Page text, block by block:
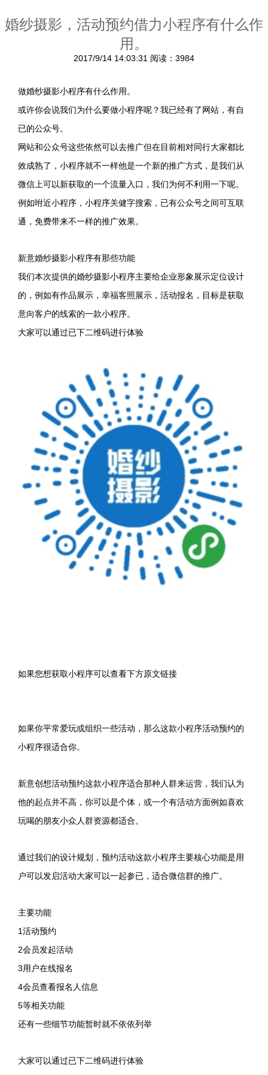
婚纱摄影，活动预约借力小程序有什么作
用。
2017/9/14 14:03:31 阅读：3984
做婚纱摄影小程序有什么作用。
或许你会说我们为什么要做小程序呢？我已经有了网站，有自
已的公众号。
网站和公众号这些依然可以去推广但在目前相对同行大家都比
效成熟了，小程序就不一样他是一个新的推广方式，是我们从
微信上可以新获取的一个流量入口，我们为何不利用一下呢。
例如咐近小程序，小程序关健字搜索，已有公众号之间可互联
通，免费带来不一样的推广效果。
新意婚纱摄影小程序有那些功能
我们本次提供的婚纱摄影小程序主要给企业形象展示定位设计
的，例如有作品展示，幸福客照展示，活动报名，目标是获取
意向客户的线索的一款小程序。
大家可以通过已下二维码进行体验
如果您想获取小程序可以查看下方原文链接
如果你平常爱玩或组织一些活动，那么这款小程序活动预约的
小程序很适合你。
新意创想活动预约这款小程序适合那种人群来运营，我们认为
他的起点并不高，你可以是个体，或一个有活动方面例如喜欢
玩喝的朋友小众人群资源都适合。
通过我们的设计规划，预约活动这款小程序主要核心功能是用
户可以发启活动大家可以一起参已，适合微信群的推广。
主要功能
1 活动预约
2会员发起活动
3用户在线报名
4会员查看报名人信息
5等相关功能
还有一些细节功能暂时就不依依列举
大家可以通过已下二维码进行体验